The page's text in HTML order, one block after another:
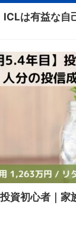
ICLは有益な自
資初心者｜家